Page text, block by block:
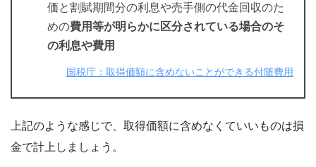
価と割賦期間分の利息や売手側の代金回収のた
めの費用等が明らかに区分されている場合のそ
の利息や費用
国税庁：取得価額に含めないことができる付随費用
上記のような感じで、取得価額に含めなくていいものは損
金で計上しましょう。